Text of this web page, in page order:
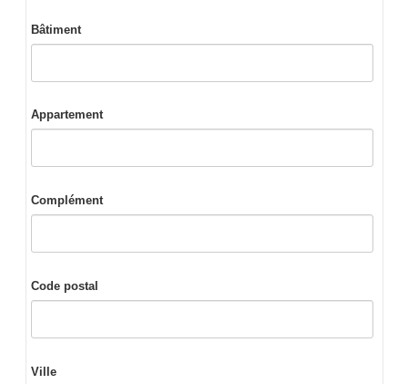
Bâtiment
Appartement
Complément
Code postal
Ville